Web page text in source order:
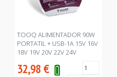
TOOQ ALIMENTADOR 90W
PORTATIL + USB-1A 15V 16V
18V 19V 20V 22V 24V
32,98€